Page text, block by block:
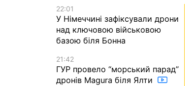
22:01
У Німеччині зафіксували дрони
над ключовою військовою
базою біля Бонна
21:42
ГУР провело “морський парад”
дронів Magura біля Ялти